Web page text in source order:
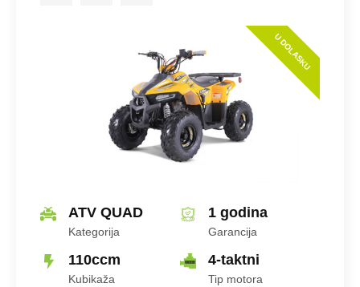
U DOLASKU
ATV QUAD
Kategorija
1 godina
Garancija
110ccm
Kubikaža
4-taktni
Tip motora